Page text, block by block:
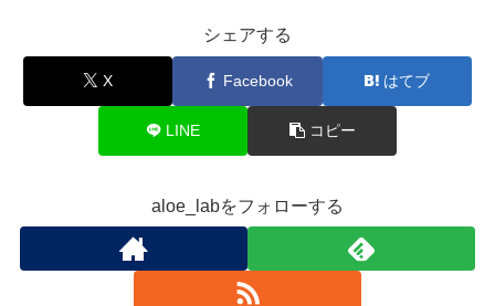
シェアする
X Facebook はてブ
LINE コピー
aloe_labをフォローする